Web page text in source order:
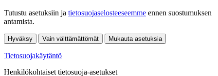
Tutustu asetuksiin ja tietosuojaselosteeseemme ennen suostumuksen
antamista.
Hyväksy Vain välttämättömät Mukauta asetuksia
Tietosuojakäytäntö
Henkilökohtaiset tietosuoja-asetukset